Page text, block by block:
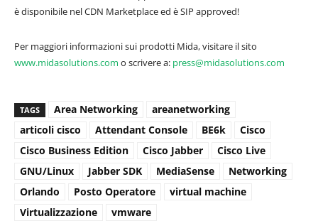
è disponibile nel CDN Marketplace ed è SIP approved!
Per maggiori informazioni sui prodotti Mida, visitare il sito
www.midasolutions.com o scrivere a: press@midasolutions.com
TAGS Area Networking
areanetworking
articoli cisco
Attendant Console BE6k
Cisco
Cisco Business Edition
Cisco Jabber
Cisco Live
GNU/Linux
Jabber SDK MediaSense
Networking
Orlando
Posto Operatore
virtual machine
Virtualizzazione
vmware